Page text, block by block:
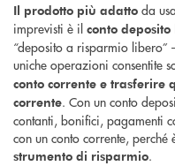
Il prodotto più adatto da
imprevisti è il conto
“deposito a risparmio libero”
uniche operazioni consentite
conto corrente e trasferire
corrente. Con un conto
contanti, bonifici, pagamenti
con un conto corrente, perché
strumento di risparmio.